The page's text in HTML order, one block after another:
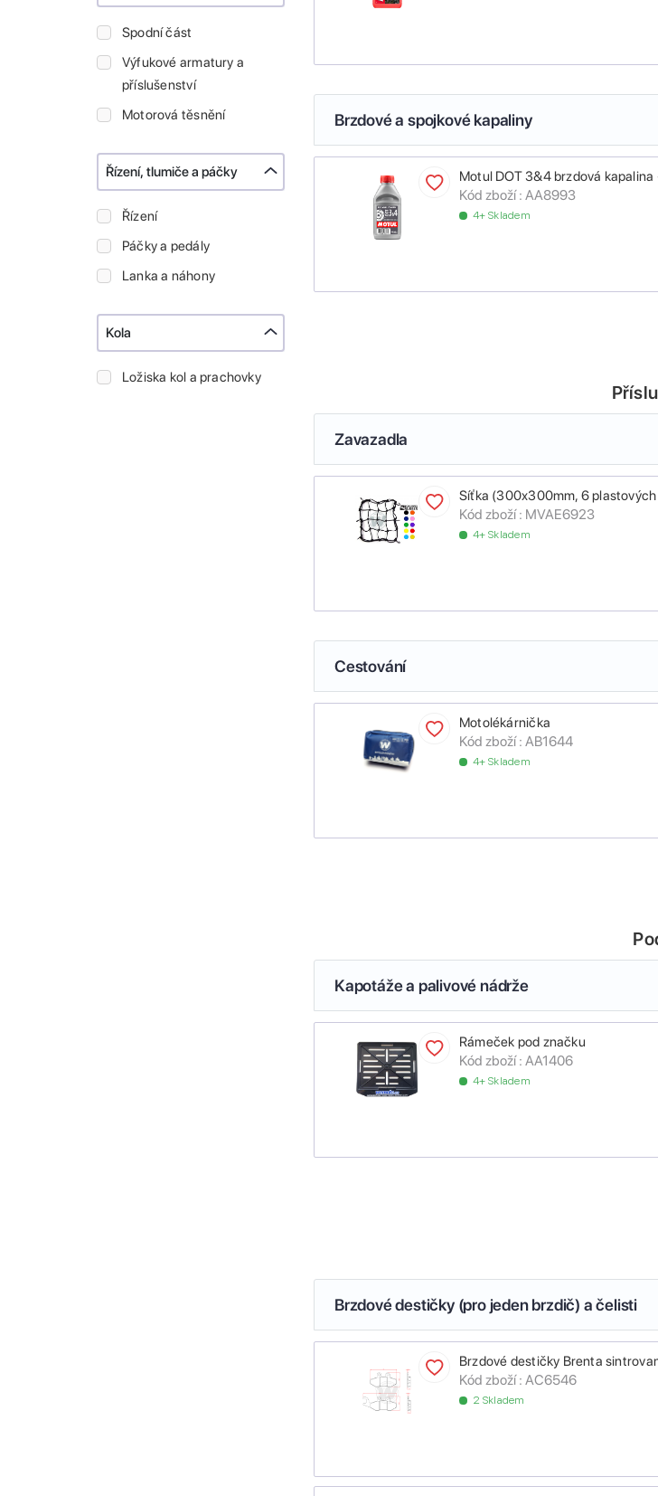
Spodní část
Výfukové armatury a
příslušenství
Motorová těsnění
Řízení, tlumiče a páčky
Řízení
Páčky a pedály
Lanka a náhony
Kola
Ložiska kol a prachovky
Brzdové a spojkové kapaliny
Motul DOT 3&4 brzdová
Kód zboží : AA8993
4+ Skladem
Zavazadla
Síťka (300x300mm, 6
Kód zboží : MVAE6923
4+ Skladem
Cestování
Motolékárnička
Kód zboží : AB1644
4+ Skladem
Kapotáže a palivové nádrže
Rámeček pod značku
Kód zboží : AA1406
4+ Skladem
Brzdové destičky (pro jeden brzdič) a čelisti
Brzdové destičky Brenta
Kód zboží : AC6546
2 Skladem